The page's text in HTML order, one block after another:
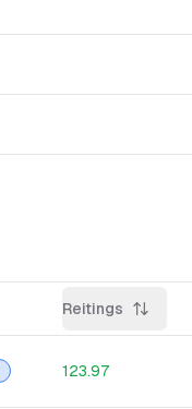
Reitings
123.97